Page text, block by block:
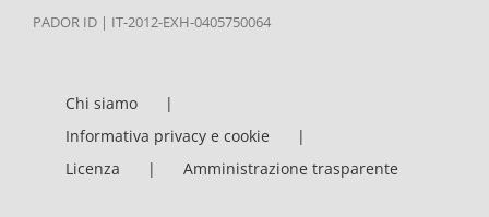
PADOR ID | IT-2012-EXH-0405750064
Chi siamo
Informativa privacy e cookie
Licenza
Amministrazione trasparente